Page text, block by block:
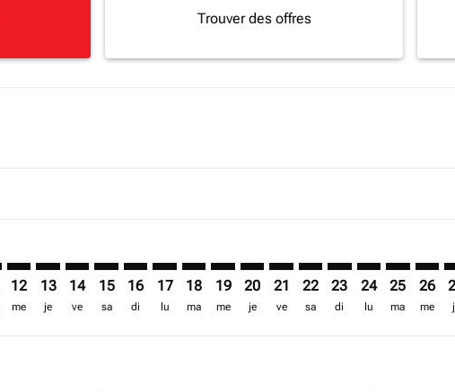
Trouver des offres
12
me
13
je
14
ve
15
sa
16
di
17
lu
18
ma
MBA–BGO: cmp-view-offers-
19
me
MBA–BGO: cmp-view-offers-
20
je
MBA–BGO: cmp-view-
21
ve
MBA–BGO: cmp-
22
sa
MBA–BGO: cmp-
23
di
MBA–BGO:
24
lu
25
ma
26
me